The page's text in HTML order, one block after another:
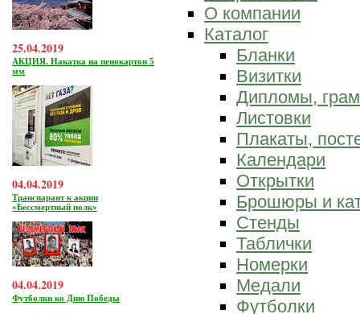
25.04.2019
АКЦИЯ. Накатка на пенокартон 5
мм
04.04.2019
Транспарант к акции
«Бессмертный полк»
04.04.2019
Футболки ко Дню Победы
О компании
Каталог
Бланки
Визитки
Дипломы,
Листовки
Плакаты,
Календари
Открытки
Брошюры и
Стенды
Таблички
Номерки
Медали
Футболки